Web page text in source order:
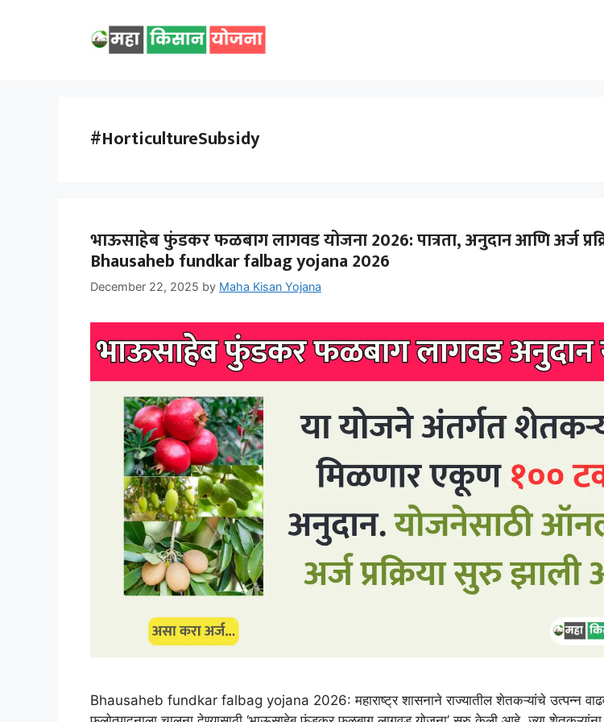
#HorticultureSubsidy
भाऊसाहेब फुंडकर फळबाग लागवड योजना 2026: पात्रता, अनुदान आणि अर्ज
Bhausaheb fundkar falbag yojana 2026
December 22, 2025 by Maha Kisan Yojana
Bhausaheb fundkar falbag yojana 2026: महाराष्ट्र शासनाने राज्यातील शेतकऱ्यांचे उत्पन्न